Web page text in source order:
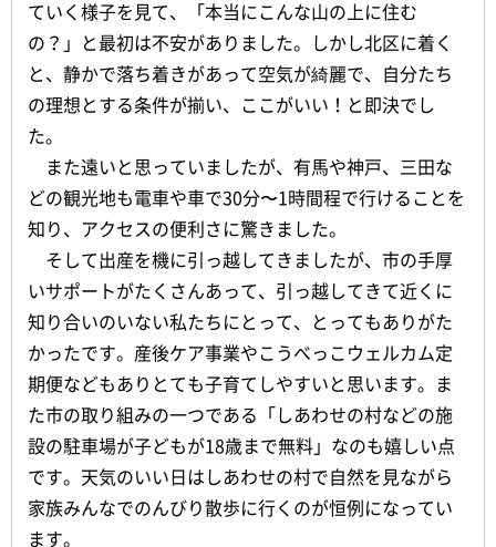
ていく様子を見て、「本当にこんな山の上に住む
の？」と最初は不安がありました。しかし北区に着く
と、静かで落ち着きがあって空気が綺麗で、自分たち
の理想とする条件が揃い、ここがいい！と即決でし
た。
また遠いと思っていましたが、有馬や神戸、三田な
どの観光地も電車や車で30分〜1時間程で行けることを
知り、アクセスの便利さに驚きました。
そして出産を機に引っ越してきましたが、市の手厚
いサポートがたくさんあって、引っ越してきて近くに
知り合いのいない私たちにとって、とってもありがた
かったです。産後ケア事業やこうべっこウェルカム定
期便などもありとても子育てしやすいと思います。ま
た市の取り組みの一つである「しあわせの村などの施
設の駐車場が子どもが18歳まで無料」なのも嬉しい点
です。天気のいい日はしあわせの村で自然を見ながら
家族みんなでのんびり散歩に行くのが恒例になってい
ます。